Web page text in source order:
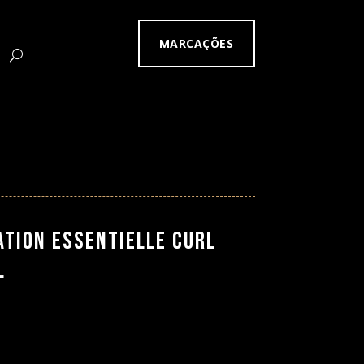
MARCAÇÕES
Essentielle Curl